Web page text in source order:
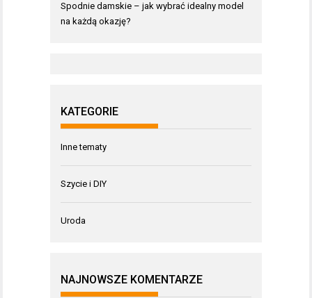
Spodnie damskie – jak wybrać idealny model
na każdą okazję?
KATEGORIE
Inne tematy
Szycie i DIY
Uroda
NAJNOWSZE KOMENTARZE